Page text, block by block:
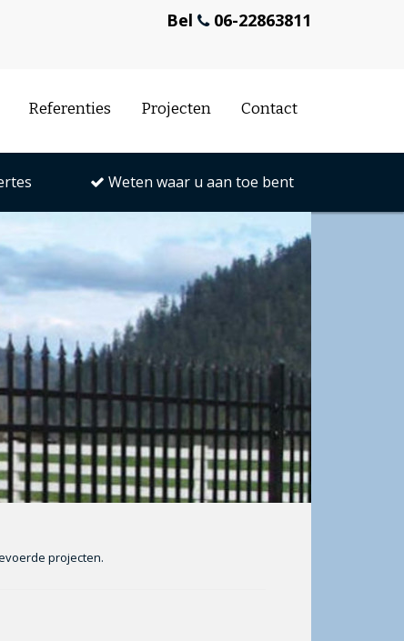
Bel 06-22863811
Referenties Projecten Contact
Weten waar u aan toe bent
projecten.